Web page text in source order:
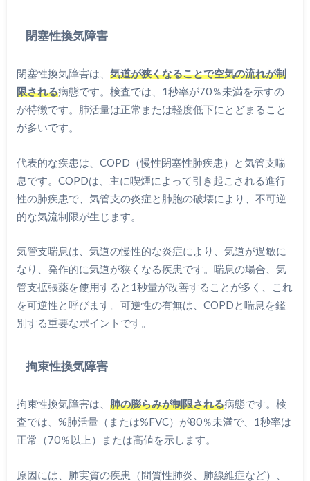
閉塞性換気障害
閉塞性換気障害は、 気道が狭くなることで空気の流れが制
限される病態です。検査では、1秒率が70％未満を示すの
が特徴です。肺活量は正常または軽度低下にとどまること
が多いです。
代表的な疾患は、COPD（慢性閉塞性肺疾患）と気管支喘
息です。COPDは、主に喫煙によって引き起こされる進行
性の肺疾患で、気管支の炎症と肺胞の破壊により、不可逆
的な気流制限が生じます。
気管支喘息は、気道の慢性的な炎症により、気道が過敏に
なり、発作的に気道が狭くなる疾患です。喘息の場合、気
管支拡張薬を使用すると1秒量が改善することが多く、これ
を可逆性と呼びます。可逆性の有無は、COPDと喘息を鑑
別する重要なポイントです。
拘束性換気障害
拘束性換気障害は、 肺の膨らみが制限される病態です。検
査では、%肺活量（または%FVC）が80％未満で、1秒率は
正常（70％以上）または高値を示します。
原因には、肺実質の疾患（間質性肺炎、肺線維症など）、